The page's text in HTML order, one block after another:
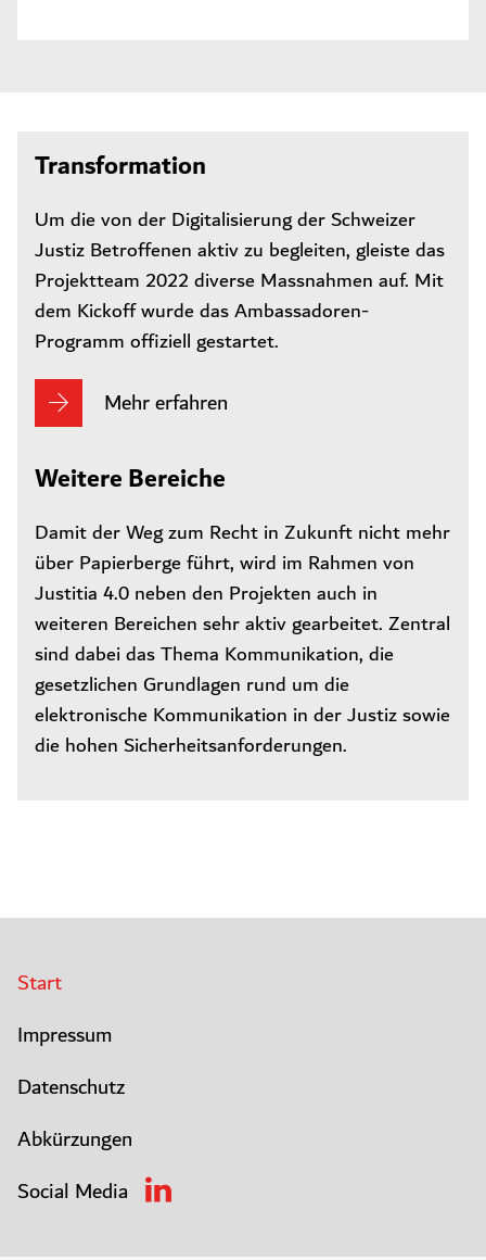
Transformation
Um die von der Digitalisierung der Schweizer
Justiz Betroffenen aktiv zu begleiten, gleiste das
Projektteam 2022 diverse Massnahmen auf. Mit
dem Kickoff wurde das Ambassadoren-
Programm offiziell gestartet.
Mehr erfahren
Weitere Bereiche
Damit der Weg zum Recht in Zukunft nicht mehr
über Papierberge führt, wird im Rahmen von
Justitia 4.0 neben den Projekten auch in
weiteren Bereichen sehr aktiv gearbeitet. Zentral
sind dabei das Thema Kommunikation, die
gesetzlichen Grundlagen rund um die
elektronische Kommunikation in der Justiz sowie
die hohen Sicherheitsanforderungen.
Start
Impressum
Datenschutz
Abkürzungen
Social Media